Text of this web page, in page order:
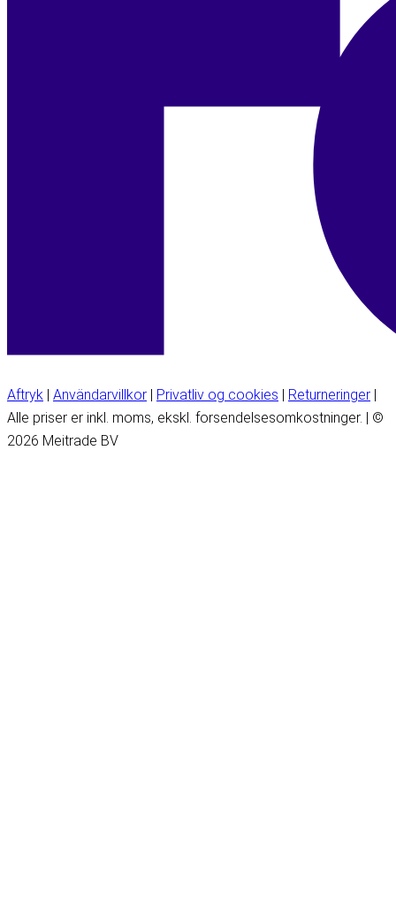
Aftryk | Användarvillkor | Privatliv og cookies | Returneringer |
Alle priser er inkl. moms, ekskl. forsendelsesomkostninger. | ©
2026 Meitrade BV